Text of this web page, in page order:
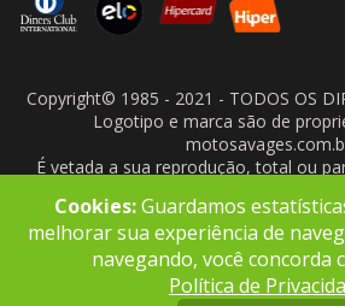
Copyright© 1985 - 2021 - TODOS OS
Logotipo e marca são de
É vetada a sua reprodução, total ou
- CNPJ: 10.927.924/
Cookies:Guardamos
melhorar sua experiência de
navegando, você concorda
Política de